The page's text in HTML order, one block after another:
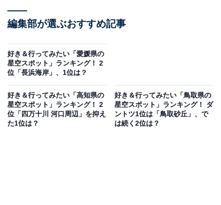
に。ウミガメの産卵時期は夜間立ち入りが禁止になるた
め、星空を見る際には確認が必要です。
回答者からは「ウミガメが上陸する砂浜で星を眺めてみ
たいから」（30代女性／徳島県）、「行ってみたいか
がとても綺麗に見えるので」（50代男性／広島県）とい
ったコメントが寄せられています。
編集部が選ぶおすすめ記事
好き＆行ってみたい「愛媛県の
星空スポット」ランキング！ 2
位「長浜海岸」、1位は？
好き＆行ってみたい「高知県の
星空スポット」ランキング！ 2
位「四万十川 河口周辺」を抑え
た1位は？
好き＆行ってみたい「鳥取県の
星空スポット」ランキング！ ダ
ントツ1位は「鳥取砂丘」、で
は続く2位は？